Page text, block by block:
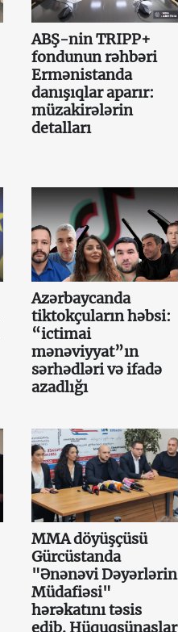
ABŞ-nin TRIPP+
fondunun rəhbəri
Ermənistanda
danışıqlar aparır:
müzakirələrin
detalları
Azərbaycanda
tiktokçuların həbsi:
“ictimai
mənəviyyat”ın
sərhədləri və ifadə
azadlığı
MMA döyüşçüsü
Gürcüstanda
"Ənənəvi Dəyərlərin
Müdafiəsi"
hərəkatını təsis
edib. Hüquqşünaslar